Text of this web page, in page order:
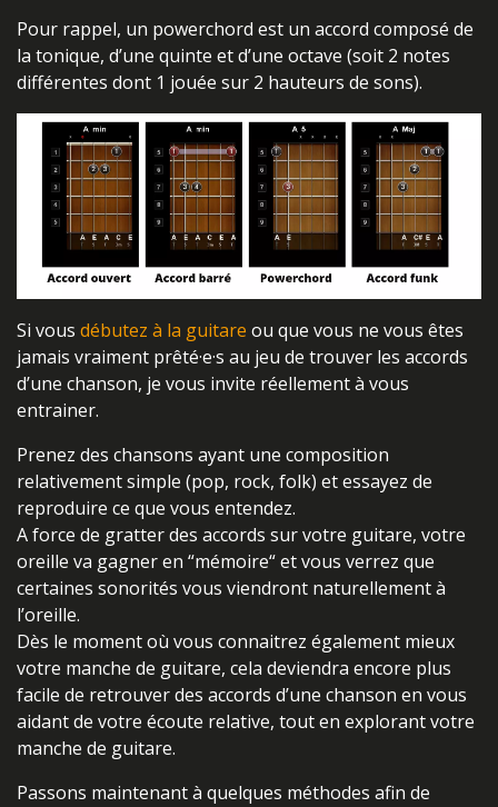
Pour rappel, un powerchord est un accord composé de
la tonique, d’une quinte et d’une octave (soit 2 notes
différentes dont 1 jouée sur 2 hauteurs de sons).
Si vous débutez à la guitare ou que vous ne vous êtes
jamais vraiment prêté·e·s au jeu de trouver les accords
d’une chanson, je vous invite réellement à vous
entrainer.
Prenez des chansons ayant une composition
relativement simple (pop, rock, folk) et essayez de
reproduire ce que vous entendez.
A force de gratter des accords sur votre guitare, votre
oreille va gagner en “mémoire“ et vous verrez que
certaines sonorités vous viendront naturellement à
l’oreille.
Dès le moment où vous connaitrez également mieux
votre manche de guitare, cela deviendra encore plus
facile de retrouver des accords d’une chanson en vous
aidant de votre écoute relative, tout en explorant votre
manche de guitare.
Passons maintenant à quelques méthodes afin de